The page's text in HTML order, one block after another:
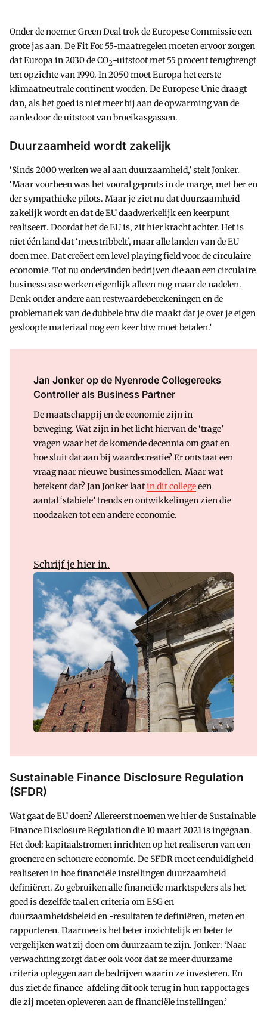
Onder de noemer Green Deal trok de Europese Commissie een
grote jas aan. De Fit For 55-maatregelen moeten ervoor zorgen
dat Europa in 2030 de CO2-uitstoot met 55 procent terugbrengt
ten opzichte van 1990. In 2050 moet Europa het eerste
klimaatneutrale continent worden. De Europese Unie draagt
dan, als het goed is niet meer bij aan de opwarming van de
aarde door de uitstoot van broeikasgassen.
Duurzaamheid wordt zakelijk
‘Sinds 2000 werken we al aan duurzaamheid,’ stelt Jonker.
‘Maar voorheen was het vooral gepruts in de marge, met her en
der sympathieke pilots. Maar je ziet nu dat duurzaamheid
zakelijk wordt en dat de EU daadwerkelijk een keerpunt
realiseert. Doordat het de EU is, zit hier kracht achter. Het is
niet één land dat ‘meestribbelt’, maar alle landen van de EU
doen mee. Dat creëert een level playing field voor de circulaire
economie. Tot nu ondervinden bedrijven die aan een circulaire
businesscase werken eigenlijk alleen nog maar de nadelen.
Denk onder andere aan restwaardeberekeningen en de
problematiek van de dubbele btw die maakt dat je over je eigen
gesloopte materiaal nog een keer btw moet betalen.’
Jan Jonker op de Nyenrode Collegereeks
Controller als Business Partner
De maatschappij en de economie zijn in
beweging. Wat zijn in het licht hiervan de ‘trage’
vragen waar het de komende decennia om gaat en
hoe sluit dat aan bij waardecreatie? Er ontstaat een
vraag naar nieuwe businessmodellen. Maar wat
betekent dat? Jan Jonker laatin dit collegeeen
aantal ‘stabiele’ trends en ontwikkelingen zien die
noodzaken tot een andere economie.
Schrijf je hier in.
Sustainable Finance Disclosure Regulation
(SFDR)
Wat gaat de EU doen? Allereerst noemen we hier de Sustainable
Finance Disclosure Regulation die 10 maart 2021 is ingegaan.
Het doel: kapitaalstromen inrichten op het realiseren van een
groenere en schonere economie. De SFDR moet eenduidigheid
realiseren in hoe financiële instellingen duurzaamheid
definiëren. Zo gebruiken alle financiële marktspelers als het
goed is dezelfde taal en criteria om ESG en
duurzaamheidsbeleid en -resultaten te definiëren, meten en
rapporteren. Daarmee is het beter inzichtelijk en beter te
vergelijken wat zij doen om duurzaam te zijn. Jonker: ‘Naar
verwachting zorgt dat er ook voor dat ze meer duurzame
criteria opleggen aan de bedrijven waarin ze investeren. En
dus ziet de finance-afdeling dit ook terug in hun rapportages
die zij moeten opleveren aan de financiële instellingen.’